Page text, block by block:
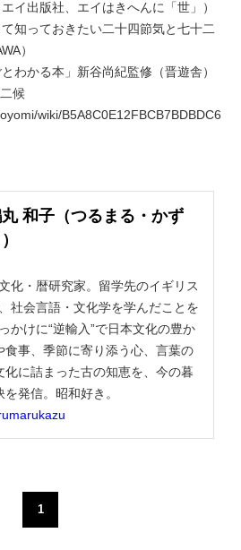
イ出版社、エイはきへんに「世」）
知っておきたい二十四節気と七十二
）
わかる本」新谷尚紀監修（晋遊舎）
候
wiki/B5A8C0E12FBCB7BDBDC6
和子（つるまる・かず
化・暦研究家。留学先のイギリス
社会言語・文化学を学んだことを
かけに“逆輸入”で日本文化の豊か
食事、季節に寄り添う心、言葉の
化に詰まった古の知恵を、今の暮
発信。昭和好き。
1